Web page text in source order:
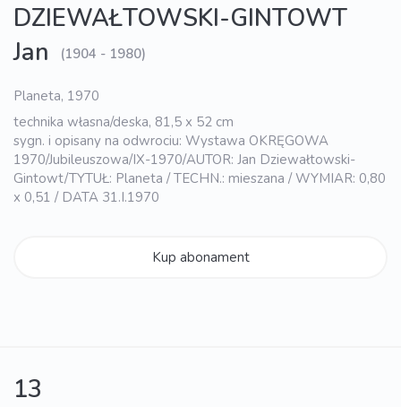
DZIEWAŁTOWSKI-GINTOWT
Jan
(1904 - 1980)
Planeta, 1970
technika własna/deska, 81,5 x 52 cm
sygn. i opisany na odwrociu: Wystawa OKRĘGOWA
1970/Jubileuszowa/IX-1970/AUTOR: Jan Dziewałtowski-
Gintowt/TYTUŁ: Planeta / TECHN.: mieszana / WYMIAR: 0,80
x 0,51 / DATA 31.I.1970
Kup abonament
13